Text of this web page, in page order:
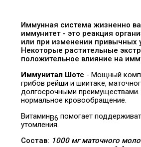
Иммунная система жизненно
иммунитет - это реакция
или при изменении привычных
Некоторые растительные
положительное влияние на
Иммунитал Шотс - Мощный
грибов рейши и шиитаке,
долгосрочными преимуществами.
нормальное кровообращение.
ВитаминB6 помогает
утомления.
Состав: 1000 мг маточного